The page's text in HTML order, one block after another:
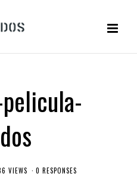
VIEWS 0 RESPONSES